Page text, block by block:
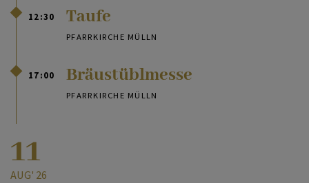
12:30 Taufe
PFARRKIRCHE MÜLLN
17:00 Bräustüblmesse
PFARRKIRCHE MÜLLN
11
AUG' 26